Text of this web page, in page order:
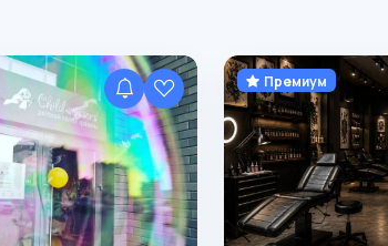
Премиум